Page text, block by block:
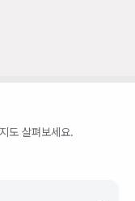
도 살펴보세요.